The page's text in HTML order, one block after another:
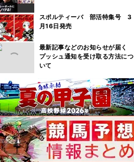
スポルティーバ 部活特集号 3
月16日発売
最新記事などのお知らせが届く
プッシュ通知を受け取る方法につ
いて